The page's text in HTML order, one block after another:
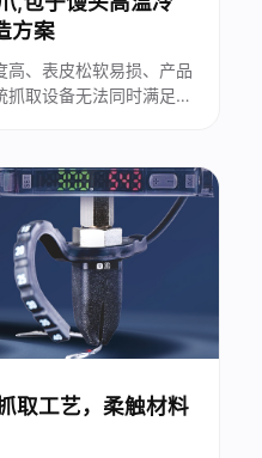
方案
高、表皮松软易损、产品
取设备无法同时满足耐
取工艺，柔触材料